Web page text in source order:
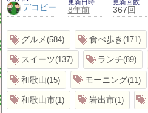
デコピー
更新日時
8年前
更新回数
367回
グルメ 584 食べ歩き 171
スイーツ 137 ランチ 89
和歌山 15 モーニング 11
和歌山市 1 岩出市 1